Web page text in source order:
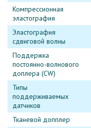
Компрессионная
эластография
Эластография
сдвиговой волны
Поддержка
постоянно-волнового
доплера (CW)
Типы
поддерживаемых
датчиков
Тканевой допплер